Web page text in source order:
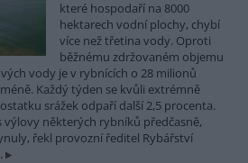
které hospodaří na 8000
hektarech vodní plochy, chybí
více než třetina vody. Oproti
běžnému zdržovaném objemu
vody je v rybnících o 28 milionů
Každý týden se kvůli extrémně
srážek odpaří další 2,5 procenta.
výlovy některých rybníků předčasně,
řekl provozní ředitel Rybářství